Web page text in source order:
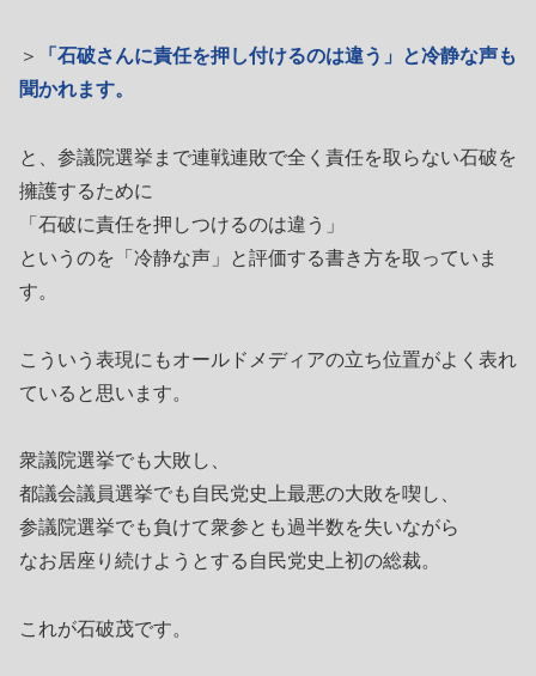
＞
「石破さんに責任を押し付けるのは違う」と冷静な声も
聞かれます。
と、参議院選挙まで連戦連敗で全く責任を取らない石破を
擁護するために
「石破に責任を押しつけるのは違う」
というのを「冷静な声」と評価する書き方を取っていま
す。
こういう表現にもオールドメディアの立ち位置がよく表れ
ていると思います。
衆議院選挙でも大敗し、
都議会議員選挙でも自民党史上最悪の大敗を喫し、
参議院選挙でも負けて衆参とも過半数を失いながら
なお居座り続けようとする自民党史上初の総裁。
これが石破茂です。